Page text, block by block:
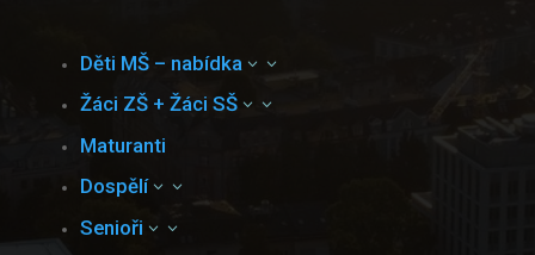
Děti MŠ – nabídka 3
Žáci ZŠ + Žáci SŠ 3
Maturanti
Dospělí
3
Senioři 3